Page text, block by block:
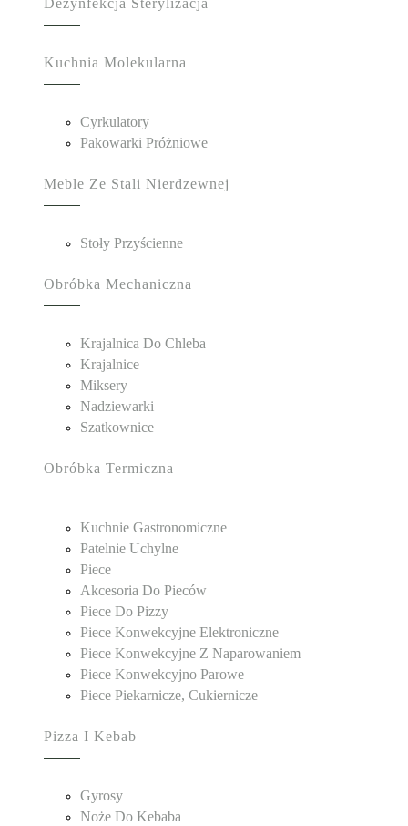
Dezynfekcja Sterylizacja
Kuchnia Molekularna
Cyrkulatory
Pakowarki Próżniowe
Meble Ze Stali Nierdzewnej
Stoły Przyścienne
Obróbka Mechaniczna
Krajalnica Do Chleba
Krajalnice
Miksery
Nadziewarki
Szatkownice
Obróbka Termiczna
Kuchnie Gastronomiczne
Patelnie Uchylne
Piece
Akcesoria Do Pieców
Piece Do Pizzy
Piece Konwekcyjne Elektroniczne
Piece Konwekcyjne Z Naparowaniem
Piece Konwekcyjno Parowe
Piece Piekarnicze, Cukiernicze
Pizza I Kebab
Gyrosy
Noże Do Kebaba